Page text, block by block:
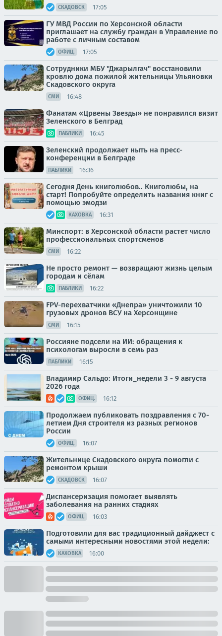
СКАДОВСК 17:05
ГУ МВД России по Херсонской области
приглашает на службу граждан в Управление по
работе с личным составом
ОФИЦ. 17:05
Сотрудники МБУ "Джарылгач" восстановили
кровлю дома пожилой жительницы Ульяновки
Скадовского округа
СМИ 16:48
Фанатам «Црвены Звезды» не понравился визит
Зеленского в Белград
ПАБЛИКИ 16:45
Зеленский продолжает ныть на пресс-
конференции в Белграде
ПАБЛИКИ 16:36
Сегодня День книголюбов.. Книголюбы, на
старт! Попробуйте определить названия книг с
помощью эмодзи
КАХОВКА 16:31
Минспорт: в Херсонской области растет число
профессиональных спортсменов
СМИ 16:22
Не просто ремонт — возвращают жизнь целым
городам и сёлам
ПАБЛИКИ 16:22
FPV-перехватчики «Днепра» уничтожили 10
грузовых дронов ВСУ на Херсонщине
СМИ 16:15
Россияне подсели на ИИ: обращения к
психологам выросли в семь раз
ПАБЛИКИ 16:15
Владимир Сальдо: Итоги_недели 3 - 9 августа
2026 года
ОФИЦ. 16:12
Продолжаем публиковать поздравления с 70-
летием Дня строителя из разных регионов
России
ОФИЦ. 16:07
Жительнице Скадовского округа помогли с
ремонтом крыши
СКАДОВСК 16:07
Диспансеризация помогает выявлять
заболевания на ранних стадиях
ОФИЦ. 16:03
Подготовили для вас традиционный дайджест с
самыми интересными новостями этой недели:
КАХОВКА 16:00